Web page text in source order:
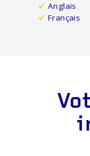
Anglais
Français